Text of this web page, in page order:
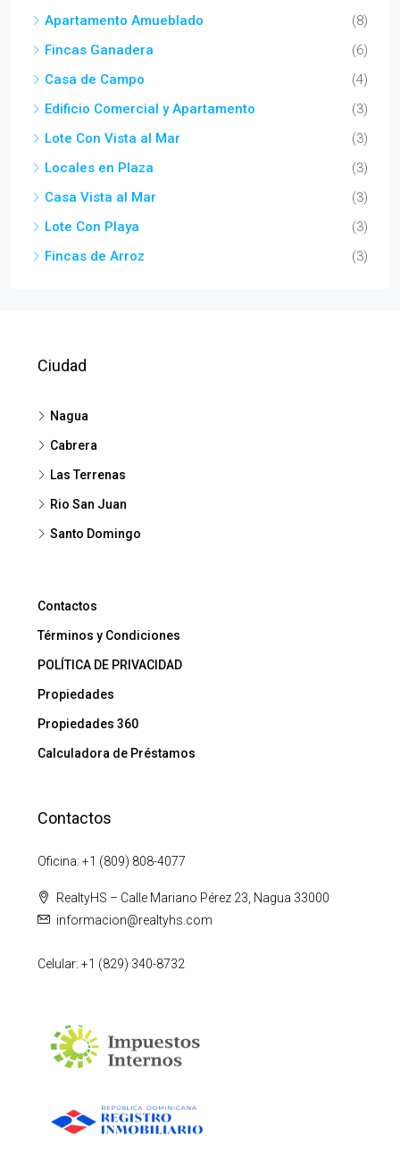
Apartamento Amueblado
(8)
Fincas Ganadera
(6)
Casa de Campo
(4)
Edificio Comercial y Apartamento
(3)
Lote Con Vista al Mar
(3)
Locales en Plaza
(3)
Casa Vista al Mar
(3)
Lote Con Playa
(3)
Fincas de Arroz
(3)
Ciudad
Nagua
Cabrera
Las Terrenas
Rio San Juan
Santo Domingo
Contactos
Términos y Condiciones
POLÍTICA DE PRIVACIDAD
Propiedades
Propiedades 360
Calculadora de Préstamos
Contactos
Oficina: +1 (809) 808-4077
RealtyHS – Calle Mariano Pérez 23, Nagua 33000
informacion@realtyhs.com
Celular: +1 (829) 340-8732